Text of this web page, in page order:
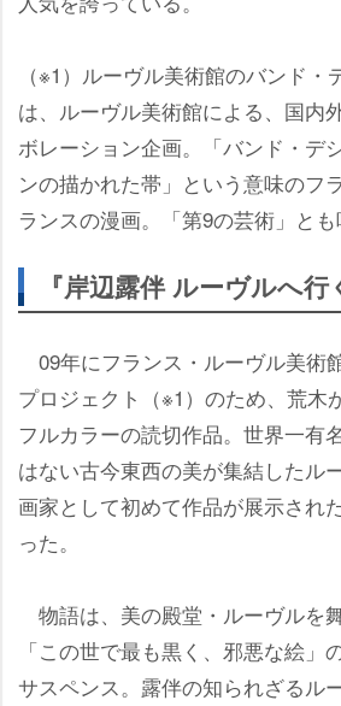
（※1）ルーヴル美術館のバンド・
は、ルーヴル美術館による、国内
ボレーション企画。「バンド・デ
ンの描かれた帯」という意味のフ
ランスの漫画。「第9の芸術」とも
『岸辺露伴 ルーヴルへ行
09年にフランス・ルーヴル美術
プロジェクト（※1）のため、荒木
フルカラーの読切作品。世界一有
はない古今東西の美が集結したル
画家として初めて作品が展示され
った。
物語は、美の殿堂・ルーヴルを
「この世で最も黒く、邪悪な絵」
サスペンス。露伴の知られざるル